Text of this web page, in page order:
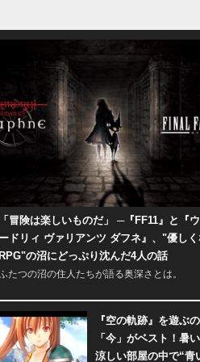
冒険は楽しいものだ」 ─『FF11』と『
ドリィ ヴァリアンツ ダフネ』、"優し
の沼にどっぷり沈んだ4人の話
たつの沼の住人たちが語る奥深さとは。
『空の軌跡』を遊ぶ
「今」がベスト！暑い
涼しい部屋の中で“青